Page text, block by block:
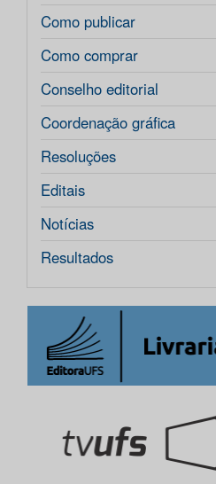
Como publicar
Como comprar
Conselho editorial
Coordenação gráfica
Resoluções
Editais
Notícias
Resultados